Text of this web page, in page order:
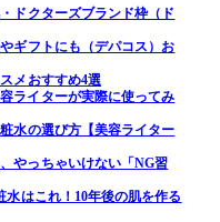
ドクターズブランド枠（ド
ギフトにも（デパコス）お
メおすすめ4選
ライターが実際に使ってみ
水の選び方【美容ライター
やっちゃいけない「NG習
水はこれ！10年後の肌を作る